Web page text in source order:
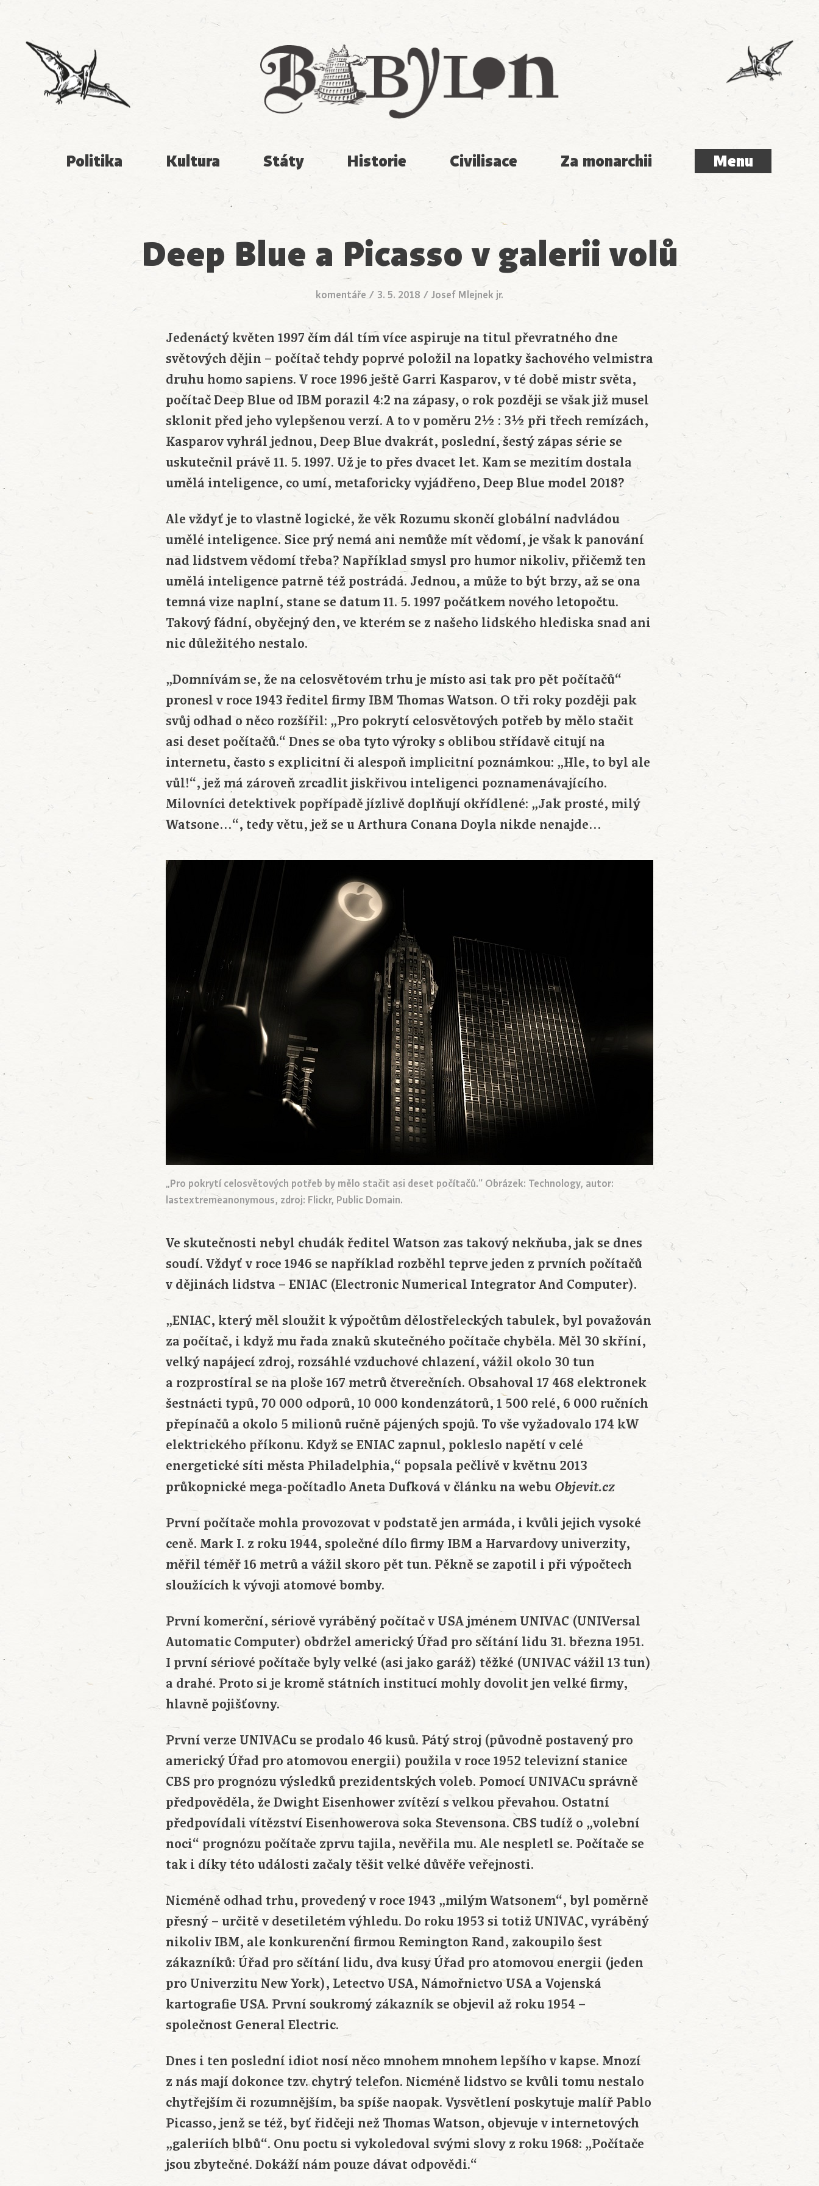
Babylon
Politika Kultura Státy Historie Civilisace Za monarchii Menu
Menu
Deep Blue a Picasso v galerii volů
komentáře / 3. 5. 2018 / Josef Mlejnek jr.
Jedenáctý květen 1997 čím dál tím více aspiruje na titul převratného dne
světových dějin – počítač tehdy poprvé položil na lopatky šachového velmistra
druhu homo sapiens. V roce 1996 ještě Garri Kasparov, v té době mistr světa,
počítač Deep Blue od IBM porazil 4:2 na zápasy, o rok později se však již musel
sklonit před jeho vylepšenou verzí. A to v poměru 2½ : 3½ při třech remízách,
Kasparov vyhrál jednou, Deep Blue dvakrát, poslední, šestý zápas série se
uskutečnil právě 11. 5. 1997. Už je to přes dvacet let. Kam se mezitím dostala
umělá inteligence, co umí, metaforicky vyjádřeno, Deep Blue model 2018?
Ale vždyť je to vlastně logické, že věk Rozumu skončí globální nadvládou
umělé inteligence. Sice prý nemá ani nemůže mít vědomí, je však k panování
nad lidstvem vědomí třeba? Například smysl pro humor nikoliv, přičemž ten
umělá inteligence patrně též postrádá. Jednou, a může to být brzy, až se ona
temná vize naplní, stane se datum 11. 5. 1997 počátkem nového letopočtu.
Takový fádní, obyčejný den, ve kterém se z našeho lidského hlediska snad ani
nic důležitého nestalo.
„Domnívám se, že na celosvětovém trhu je místo asi tak pro pět počítačů“
pronesl v roce 1943 ředitel firmy IBM Thomas Watson. O tři roky později pak
svůj odhad o něco rozšířil: „Pro pokrytí celosvětových potřeb by mělo stačit
asi deset počítačů.“ Dnes se oba tyto výroky s oblibou střídavě citují na
internetu, často s explicitní či alespoň implicitní poznámkou: „Hle, to byl ale
vůl!“, jež má zároveň zrcadlit jiskřivou inteligenci poznamenávajícího.
Milovníci detektivek popřípadě jízlivě doplňují okřídlené: „Jak prosté, milý
Watsone…“, tedy větu, jež se u Arthura Conana Doyla nikde nenajde…
„Pro pokrytí celosvětových potřeb by mělo stačit asi deset počítačů.“ Obrázek: Technology, autor:
lastextremeanonymous, zdroj: Flickr, Public Domain.
Ve skutečnosti nebyl chudák ředitel Watson zas takový nekňuba, jak se dnes
soudí. Vždyť v roce 1946 se například rozběhl teprve jeden z prvních počítačů
v dějinách lidstva – ENIAC (Electronic Numerical Integrator And Computer).
„ENIAC, který měl sloužit k výpočtům dělostřeleckých tabulek, byl považován
za počítač, i když mu řada znaků skutečného počítače chyběla. Měl 30 skříní,
velký napájecí zdroj, rozsáhlé vzduchové chlazení, vážil okolo 30 tun
a rozprostíral se na ploše 167 metrů čtverečních. Obsahoval 17 468 elektronek
šestnácti typů, 70 000 odporů, 10 000 kondenzátorů, 1 500 relé, 6 000 ručních
přepínačů a okolo 5 milionů ručně pájených spojů. To vše vyžadovalo 174 kW
elektrického příkonu. Když se ENIAC zapnul, pokleslo napětí v celé
energetické síti města Philadelphia,“ popsala pečlivě v květnu 2013
průkopnické mega-počítadlo Aneta Dufková v článku na webu Objevit.cz
První počítače mohla provozovat v podstatě jen armáda, i kvůli jejich vysoké
ceně. Mark I. z roku 1944, společné dílo firmy IBM a Harvardovy univerzity,
měřil téměř 16 metrů a vážil skoro pět tun. Pěkně se zapotil i při výpočtech
sloužících k vývoji atomové bomby.
První komerční, sériově vyráběný počítač v USA jménem UNIVAC (UNIVersal
Automatic Computer) obdržel americký Úřad pro sčítání lidu 31. března 1951.
I první sériové počítače byly velké (asi jako garáž) těžké (UNIVAC vážil 13 tun)
a drahé. Proto si je kromě státních institucí mohly dovolit jen velké firmy,
hlavně pojišťovny.
První verze UNIVACu se prodalo 46 kusů. Pátý stroj (původně postavený pro
americký Úřad pro atomovou energii) použila v roce 1952 televizní stanice
CBS pro prognózu výsledků prezidentských voleb. Pomocí UNIVACu správně
předpověděla, že Dwight Eisenhower zvítězí s velkou převahou. Ostatní
předpovídali vítězství Eisenhowerova soka Stevensona. CBS tudíž o „volební
noci“ prognózu počítače zprvu tajila, nevěřila mu. Ale nespletl se. Počítače se
tak i díky této události začaly těšit velké důvěře veřejnosti.
Nicméně odhad trhu, provedený v roce 1943 „milým Watsonem“, byl poměrně
přesný – určitě v desetiletém výhledu. Do roku 1953 si totiž UNIVAC, vyráběný
nikoliv IBM, ale konkurenční firmou Remington Rand, zakoupilo šest
zákazníků: Úřad pro sčítání lidu, dva kusy Úřad pro atomovou energii (jeden
pro Univerzitu New York), Letectvo USA, Námořnictvo USA a Vojenská
kartografie USA. První soukromý zákazník se objevil až roku 1954 –
společnost General Electric.
Dnes i ten poslední idiot nosí něco mnohem mnohem lepšího v kapse. Mnozí
z nás mají dokonce tzv. chytrý telefon. Nicméně lidstvo se kvůli tomu nestalo
chytřejším či rozumnějším, ba spíše naopak. Vysvětlení poskytuje malíř Pablo
Picasso, jenž se též, byť řidčeji než Thomas Watson, objevuje v internetových
„galeriích blbů“. Onu poctu si vykoledoval svými slovy z roku 1968: „Počítače
jsou zbytečné. Dokáží nám pouze dávat odpovědi.“